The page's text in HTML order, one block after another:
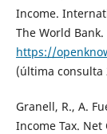
Income.
The World Bank.
https://
(última consulta
Granell, R., A.
Income Tax.